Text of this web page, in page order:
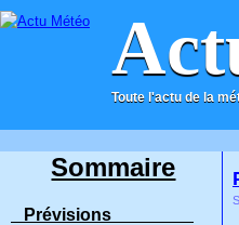
Toute l'actu de la
ACCUEIL CONTACT
Sommaire
Prévisions